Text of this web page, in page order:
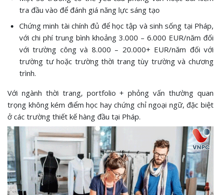
tra đầu vào để đánh giá năng lực sáng tạo
Chứng minh tài chính đủ để học tập và sinh sống tại Pháp,
với chi phí trung bình khoảng 3.000 – 6.000 EUR/năm đối
với trường công và 8.000 – 20.000+ EUR/năm đối với
trường tư hoặc trường thời trang tùy trường và chương
trình.
Với ngành thời trang, portfolio + phỏng vấn thường quan
trọng không kém điểm học hay chứng chỉ ngoại ngữ, đặc biệt
ở các trường thiết kế hàng đầu tại Pháp.